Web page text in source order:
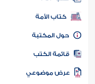
كتب PDF
كتاب الأمة
المكتبة
الكتب